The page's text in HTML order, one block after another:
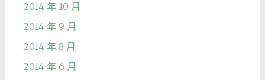
2014 年 10 月
2014 年 9 月
2014 年 8 月
2014 年 6 月